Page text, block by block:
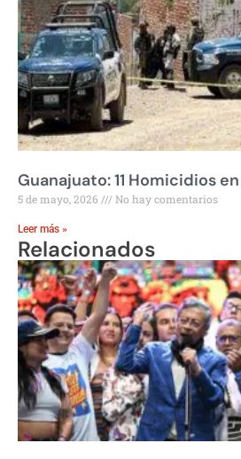
Guanajuato: 11 Homicidios
5 de mayo, 2026 No hay comentarios
Leer más »
Relacionados